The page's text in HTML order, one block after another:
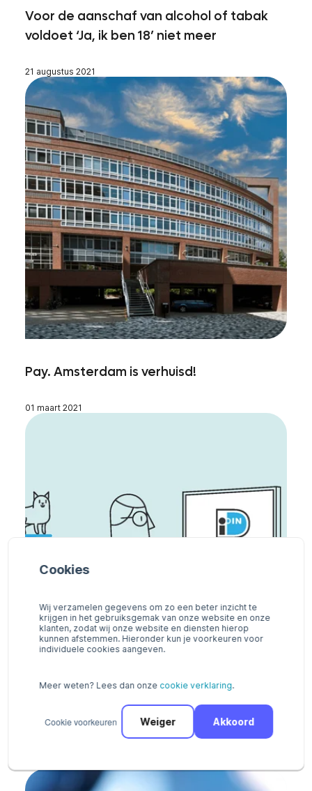
Cookies
Wij verzamelen gegevens om zo een beter inzicht te
krijgen in het gebruiksgemak van onze website en onze
klanten, zodat wij onze website en diensten hierop
kunnen afstemmen. Hieronder kun je voorkeuren voor
individuele cookies aangeven.
Meer weten? Lees dan onze cookie verklaring.
Cookie voorkeuren Akkoord
Weiger
Voor de aanschaf van alcohol of tabak
voldoet ‘Ja, ik ben 18’ niet meer
21 augustus 2021
Pay. Amsterdam is verhuisd!
01 maart 2021
Nu beschikbaar via Pay: iDIN, hét online
identificatiemiddel